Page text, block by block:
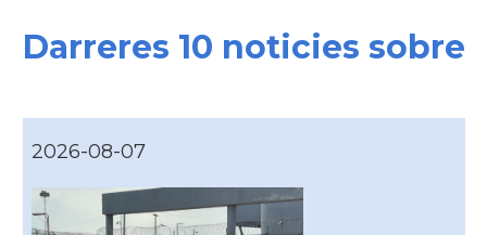
Darreres 10 noticies sobre
2026-08-07